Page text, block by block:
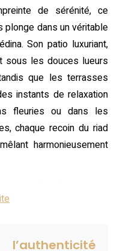
de sérénité, ce
plonge dans un véritable
Son patio luxuriant,
sous les douces lueurs
que les terrasses
instants de relaxation
fleuries ou dans les
chaque recoin du riad
harmonieusement
raffinées, décorées
Chacune dispose